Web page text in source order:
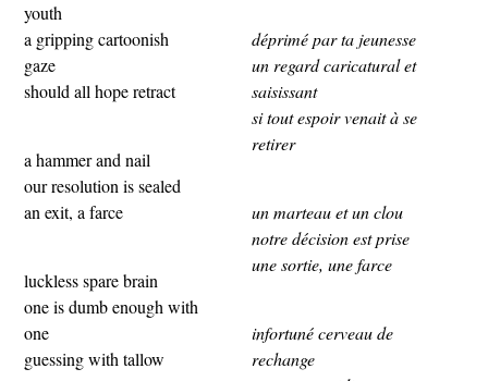
youth
a gripping cartoonish
gaze
should all hope retract
a hammer and nail
our resolution is sealed
an exit, a farce
luckless spare brain
one is dumb enough with
one
guessing with tallow
déprimé par ta jeunesse
un regard caricatural et
saisissant
si tout espoir venait à se
retirer
un marteau et un clou
notre décision est prise
une sortie, une farce
infortuné cerveau de
rechange